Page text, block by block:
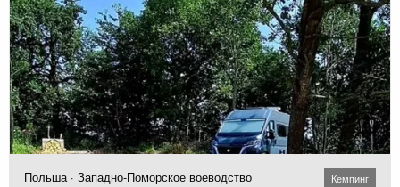
Польша · Западно-Поморское воеводство Кемпинг